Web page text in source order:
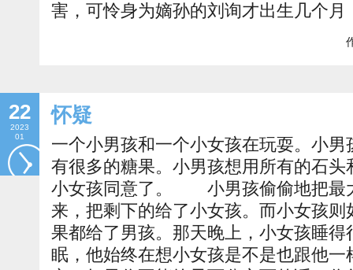
害，可怜身为嫡孙的刘询才出生几个月
22
2023
01
怀疑
一个小男孩和一个小女孩在玩耍。小
有很多的糖果。小男孩想用所有的石
小女孩同意了。 小男孩偷偷地把最
来，把剩下的给了小女孩。而小女孩
果都给了男孩。那天晚上，小女孩睡
眠，他始终在想小女孩是不是也跟